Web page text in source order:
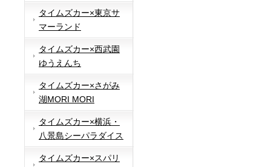
タイムズカー×東京サ
マーランド
タイムズカー×西武園
ゆうえんち
タイムズカー×さがみ
湖MORI MORI
タイムズカー×横浜・
八景島シーパラダイス
タイムズカー×スパリ